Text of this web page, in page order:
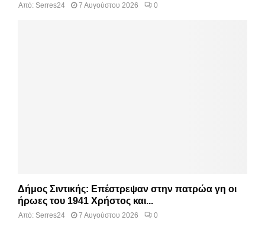
Από: Serres24 7 Αυγούστου 2026 0
Δήμος Σιντικής: Επέστρεψαν στην πατρώα γη οι
ήρωες του 1941 Χρήστος και...
Από: Serres24 7 Αυγούστου 2026 0